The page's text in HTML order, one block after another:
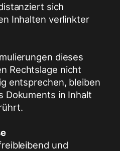
sich
Inhalten verlinkter
dieses
Rechtslage nicht
entsprechen, bleiben
Dokuments in Inhalt
und